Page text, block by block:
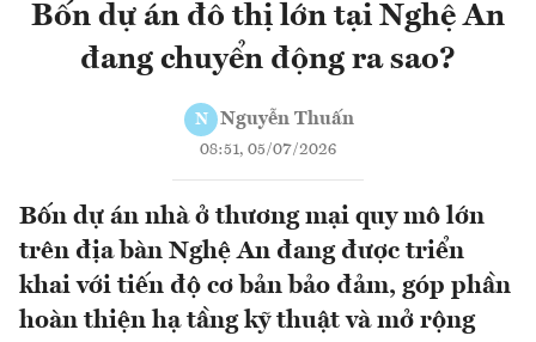
Bốn dự án đô thị lớn tại Nghệ An
đang chuyển động ra sao?
N Nguyễn Thuấn
08:51, 05/07/2026
Bốn dự án nhà ở thương mại quy mô lớn
trên địa bàn Nghệ An đang được triển
khai với tiến độ cơ bản bảo đảm, góp phần
hoàn thiện hạ tầng kỹ thuật và mở rộng